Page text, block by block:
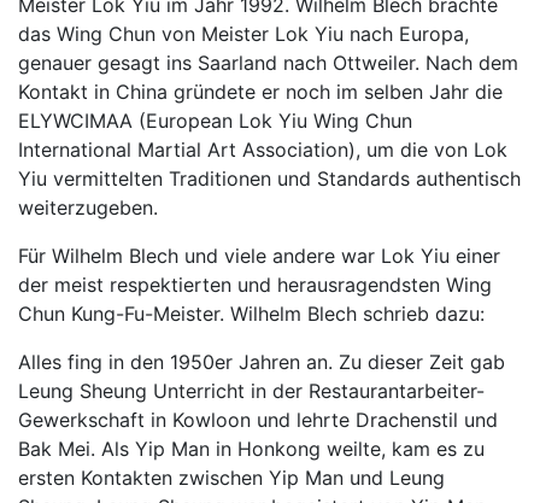
Meister Lok Yiu im Jahr 1992. Wilhelm Blech brachte
das Wing Chun von Meister Lok Yiu nach Europa,
genauer gesagt ins Saarland nach Ottweiler. Nach dem
Kontakt in China gründete er noch im selben Jahr die
ELYWCIMAA (European Lok Yiu Wing Chun
International Martial Art Association), um die von Lok
Yiu vermittelten Traditionen und Standards authentisch
weiterzugeben.
Für Wilhelm Blech und viele andere war Lok Yiu einer
der meist respektierten und herausragendsten Wing
Chun Kung-Fu-Meister. Wilhelm Blech schrieb dazu:
Alles fing in den 1950er Jahren an. Zu dieser Zeit gab
Leung Sheung Unterricht in der Restaurantarbeiter-
Gewerkschaft in Kowloon und lehrte Drachenstil und
Bak Mei. Als Yip Man in Honkong weilte, kam es zu
ersten Kontakten zwischen Yip Man und Leung